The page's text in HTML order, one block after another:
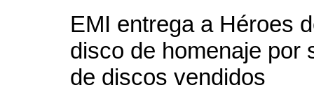
EMI entrega a Héroes
disco de homenaje por
de discos vendidos